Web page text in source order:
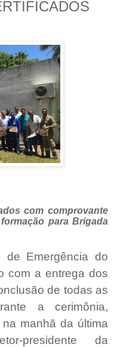
com comprovante
para Brigada
Emergência do
com a entrega dos
de todas as
a cerimônia,
manhã da última
presidente da